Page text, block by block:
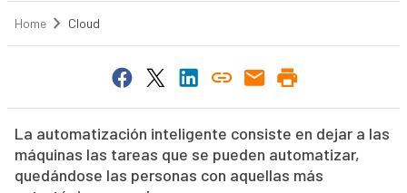
Home Cloud
La automatización inteligente consiste en dejar a las
máquinas las tareas que se pueden automatizar,
quedándose las personas con aquellas más